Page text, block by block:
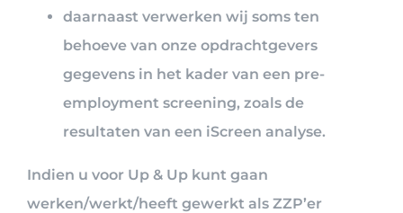
daarnaast verwerken wij soms ten
behoeve van onze opdrachtgevers
gegevens in het kader van een pre-
employment screening, zoals de
resultaten van een iScreen analyse.
Indien u voor Up & Up kunt gaan
werken/werkt/heeft gewerkt als ZZP’er